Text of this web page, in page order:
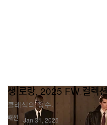
패션
생 로랑, 2025 FW 컬렉션
클래식의 정수.
Jan 31, 2025